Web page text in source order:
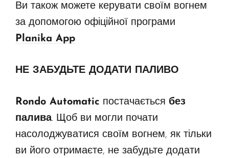
Ви також можете керувати своїм вогнем
за допомогою офіційної програми
Planika App
НЕ ЗАБУДЬТЕ ДОДАТИ ПАЛИВО
Rondo Automatic постачається без
палива. Щоб ви могли почати
насолоджуватися своїм вогнем, як тільки
ви його отримаєте, не забудьте додати